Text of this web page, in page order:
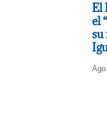
El
el
su